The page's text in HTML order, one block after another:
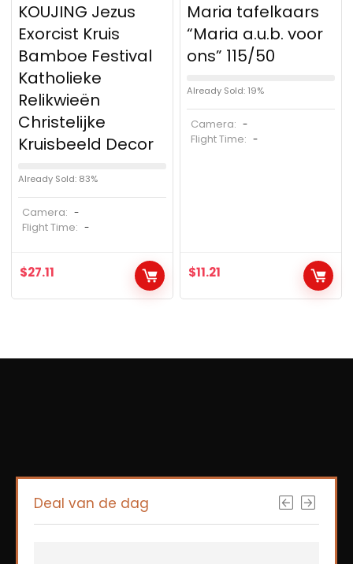
KOUJING Jezus
Exorcist Kruis
Bamboe Festival
Katholieke
Relikwieën
Christelijke
Kruisbeeld Decor
Already Sold: 83%
Camera: -
Flight Time: -
$27.11
Maria tafelkaars
“Maria a.u.b. voor
ons” 115/50
Already Sold: 19%
Camera: -
Flight Time: -
$11.21
Deal van de dag